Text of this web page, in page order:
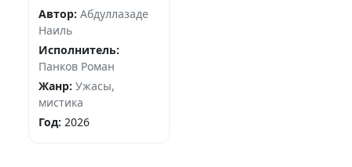
Автор: Абдуллазаде
Наиль
Исполнитель:
Панков Роман
Жанр: Ужасы,
мистика
Год: 2026